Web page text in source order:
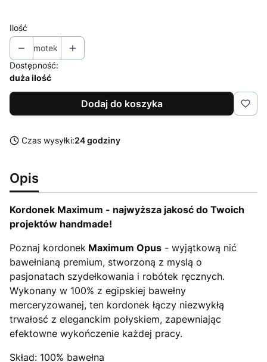
Ilość
motek
Dostępność:
duża ilość
Dodaj do koszyka
Czas wysyłki:24 godziny
Opis
Kordonek Maximum - najwyższa jakosć do Twoich
projektów handmade!
Poznaj kordonek Maximum Opus - wyjątkową nić
bawełnianą premium, stworzoną z myslą o
pasjonatach szydełkowania i robótek ręcznych.
Wykonany w 100% z egipskiej bawełny
merceryzowanej, ten kordonek łączy niezwykłą
trwałosć z eleganckim połyskiem, zapewniając
efektowne wykończenie każdej pracy.
Skład: 100% bawełna